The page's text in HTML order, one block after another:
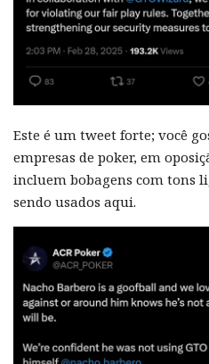
Este é um tweet forte; você
empresas de poker, em
incluem bobagens com tons
sendo usados aqui.